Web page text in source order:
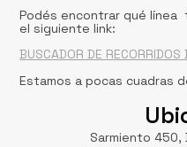
Podés encontrar qué línea
el siguiente link:
BUSCADOR DE RECORRIDOS
Estamos a pocas cuadras
Sarmiento 450,